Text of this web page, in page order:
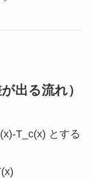
出る流れ）
T_c(x) とする